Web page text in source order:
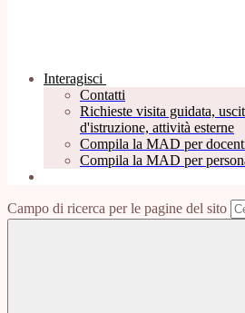
Interagisci
Contatti
Richieste visita guidata,
d'istruzione, attività esterne
Compila la MAD per
Compila la MAD per
Campo di ricerca per le pagine del sito